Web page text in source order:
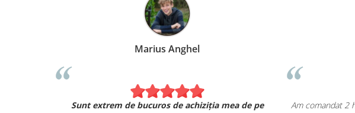
Marius Anghel
Sunt extrem de bucuros de achiziția mea de pe
Alexandru
Am comandat 2 hanorace Nike.